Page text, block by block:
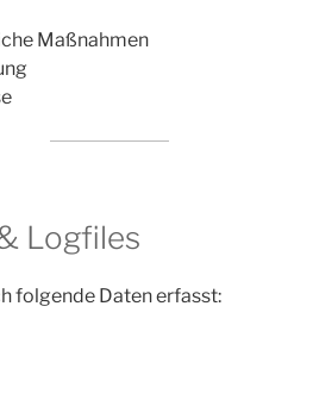
Maßnahmen
Logfiles
folgende Daten erfasst: